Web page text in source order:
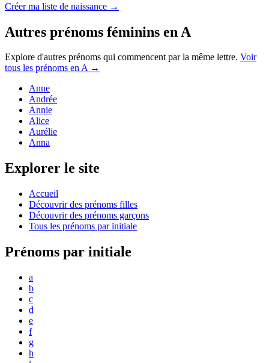
Créer ma liste de naissance →
Autres prénoms féminins en A
Explore d'autres prénoms qui commencent par la même lettre. Voir
tous les prénoms enA→
Anne
Andrée
Annie
Alice
Aurélie
Anna
Explorer le site
Accueil
Découvrir des prénoms filles
Découvrir des prénoms garçons
Tous les prénoms par initiale
Prénoms par initiale
a
b
c
d
e
f
g
h